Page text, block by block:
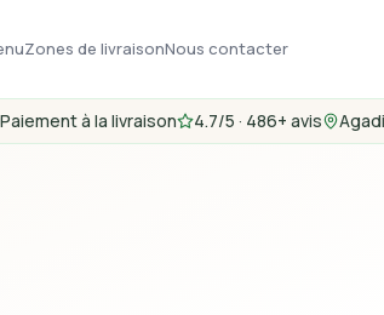
Zones de livraisonNous contacter
Paiement à la livraison 4.7/5 · 486+ avis